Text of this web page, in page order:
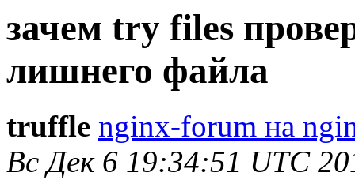
зачем try files
лишнего файла
truffle nginx-forum на
Вс Дек 6 19:34:51 UTC